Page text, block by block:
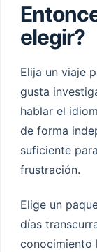
elegir?
Elija un viaje
gusta
hablar el
de forma
suficiente
frustración.
Elige un
días
conocimiento